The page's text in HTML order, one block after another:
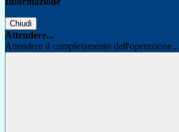
Chiudi
Attendere...
Attendere il completamento dell'operazione...